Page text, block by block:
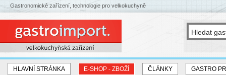
HLAVNÍ STRÁNKA E-SHOP - ZBOŽÍ ČLÁNKY GASTRO
Gastronomické zařízení, technologie pro velkokuchyně